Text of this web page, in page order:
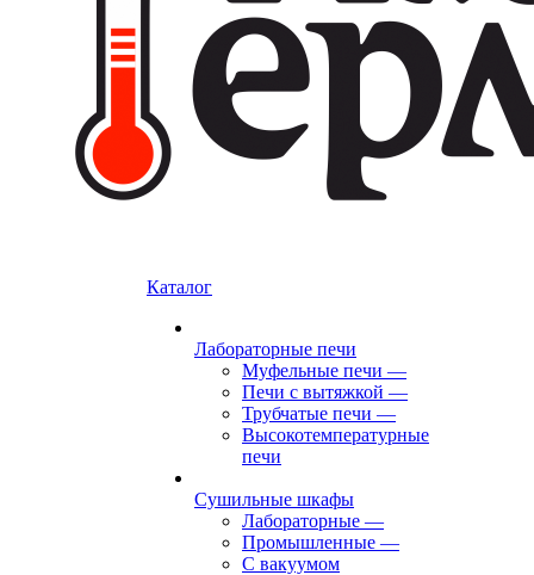
Каталог
Лабораторные печи
Муфельные печи —
Печи с вытяжкой —
Трубчатые печи —
Высокотемпературные
печи
Сушильные шкафы
Лабораторные —
Промышленные —
С вакуумом